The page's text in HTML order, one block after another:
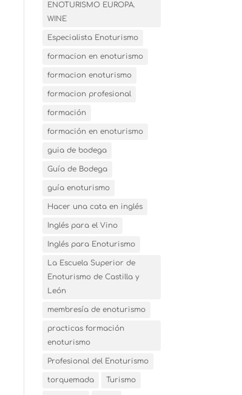
ENOTURISMO EUROPA.
WINE
Especialista Enoturismo
formacion en enoturismo
formacion enoturismo
formacion profesional
formación
formación en enoturismo
guia de bodega
Guía de Bodega
guía enoturismo
Hacer una cata en inglés
Inglés para el Vino
Inglés para Enoturismo
La Escuela Superior de
Enoturismo de Castilla y
León
membresía de enoturismo
practicas formación
enoturismo
Profesional del Enoturismo
torquemada Turismo